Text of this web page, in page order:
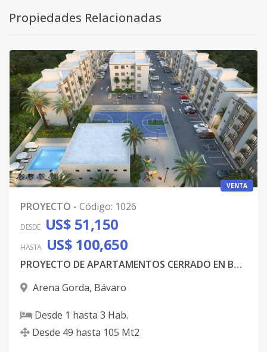
Propiedades Relacionadas
VENTA
PROYECTO - Código: 1026
DESDE US$ 51,150
HASTA US$ 100,650
PROYECTO DE APARTAMENTOS CERRADO EN BÁVARO
Arena Gorda, Bávaro
Desde 1 hasta 3 Hab.
Desde 49 hasta 105 Mt2